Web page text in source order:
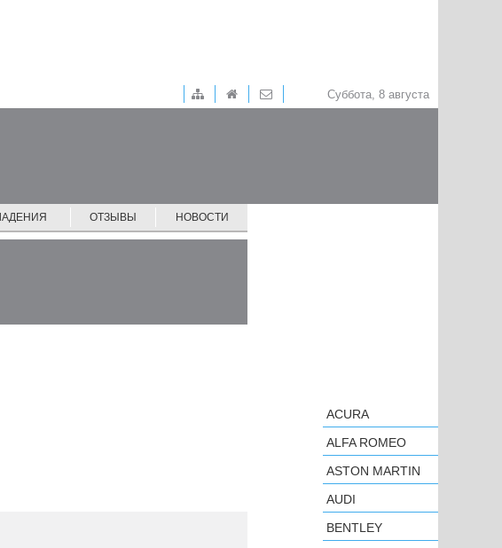
Суббота, 8 августа
ОТЗЫВЫ НОВОСТИ
ACURA
ALFA ROMEO
ASTON MARTIN
AUDI
BENTLEY